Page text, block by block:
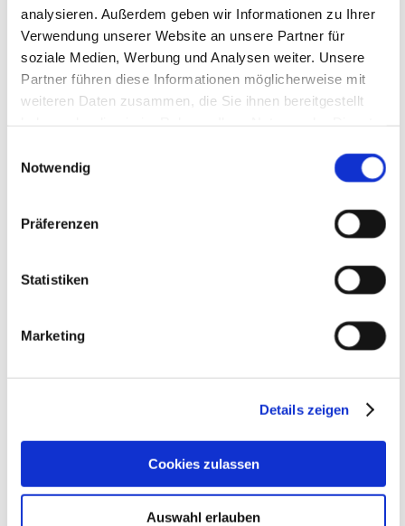
analysieren. Außerdem geben wir Informationen zu Ihrer
Verwendung unserer Website an unsere Partner für
soziale Medien, Werbung und Analysen weiter. Unsere
Partner führen diese Informationen möglicherweise mit
weiteren Daten zusammen, die Sie ihnen bereitgestellt
Notwendig
Präferenzen
Statistiken
Marketing
Details zeigen
Cookies zulassen
Auswahl erlauben
simulieren statt Budgets verwalten: Das
neue CFO-Mindset in der SAP Analytics
Cloud
Mi, 20.05. Webinar » KI-Framework für
Europa
Mi, 15.04. Webinar » Von Datenflut zu
der Praxis
Zur NewsWall